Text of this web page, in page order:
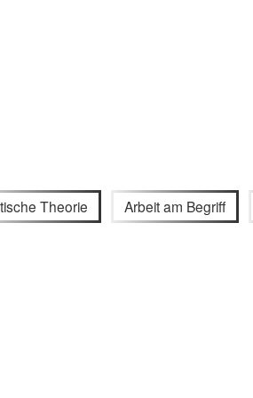
Theorie Arbeit am Begriff